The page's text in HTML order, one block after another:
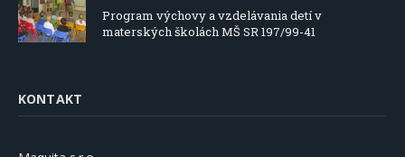
Program výchovy a vzdelávania detí v
materských školách MŠ SR 197/99-41
KONTAKT